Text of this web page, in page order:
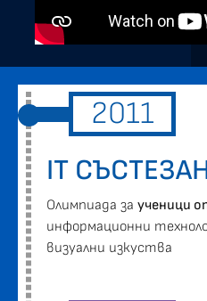
2011
IT
Oлимпиада за ученици
информационни
визуални изкуства